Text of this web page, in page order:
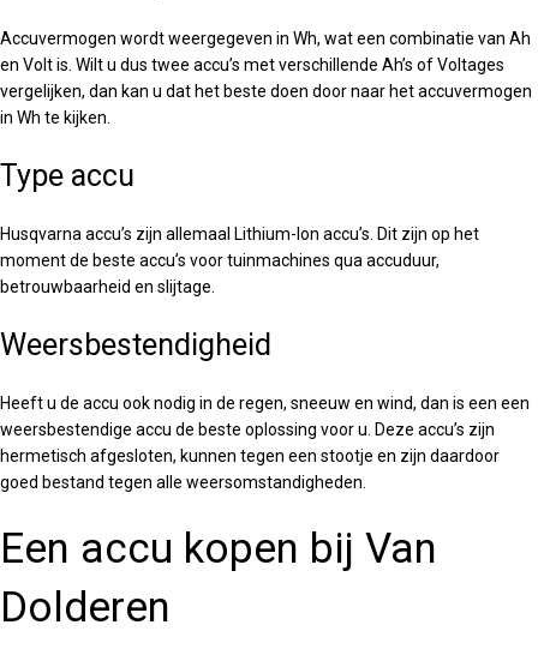
Accuvermogen wordt weergegeven in Wh, wat een combinatie van Ah
en Volt is. Wilt u dus twee accu’s met verschillende Ah’s of Voltages
vergelijken, dan kan u dat het beste doen door naar het accuvermogen
in Wh te kijken.
Type accu
Husqvarna accu’s zijn allemaal Lithium-Ion accu’s. Dit zijn op het
moment de beste accu’s voor tuinmachines qua accuduur,
betrouwbaarheid en slijtage.
Weersbestendigheid
Heeft u de accu ook nodig in de regen, sneeuw en wind, dan is een een
weersbestendige accu de beste oplossing voor u. Deze accu’s zijn
hermetisch afgesloten, kunnen tegen een stootje en zijn daardoor
goed bestand tegen alle weersomstandigheden.
Een accu kopen bij Van
Dolderen